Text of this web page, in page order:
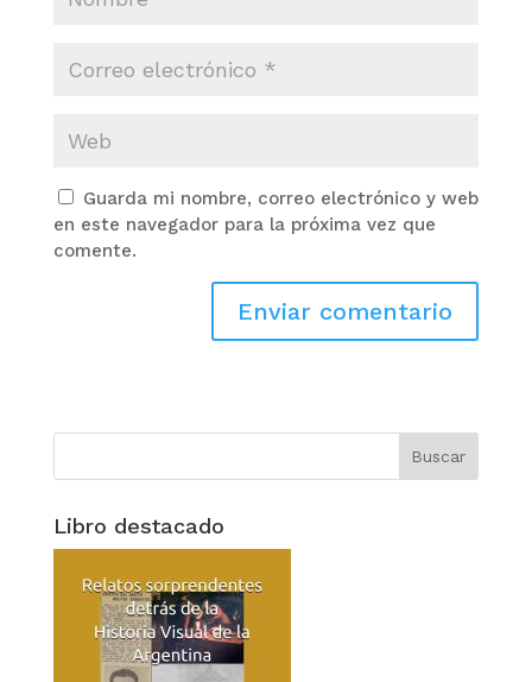
Guarda mi nombre, correo electrónico y web
en este navegador para la próxima vez que
comente.
Libro destacado